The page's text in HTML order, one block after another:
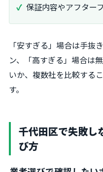
保証内容やアフター
「安すぎる」場合は手抜
ン、「高すぎる」場合は
いか、複数社を比較する
す。
千代田区で失敗し
び方